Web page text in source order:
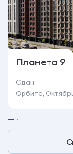
Планета 9
Сдан
Орбита,